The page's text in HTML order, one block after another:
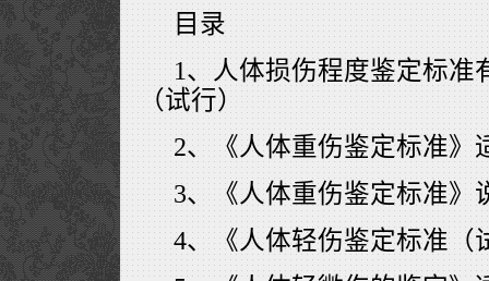
目录
1、人体损伤程度鉴定标准
（试行）
2、《人体重伤鉴定标准》
3、《人体重伤鉴定标准》
4、《人体轻伤鉴定标准（